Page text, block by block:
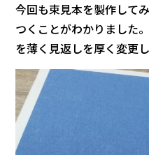
今回も束見本を製作して
つくことがわかりました
を薄く見返しを厚く変更し